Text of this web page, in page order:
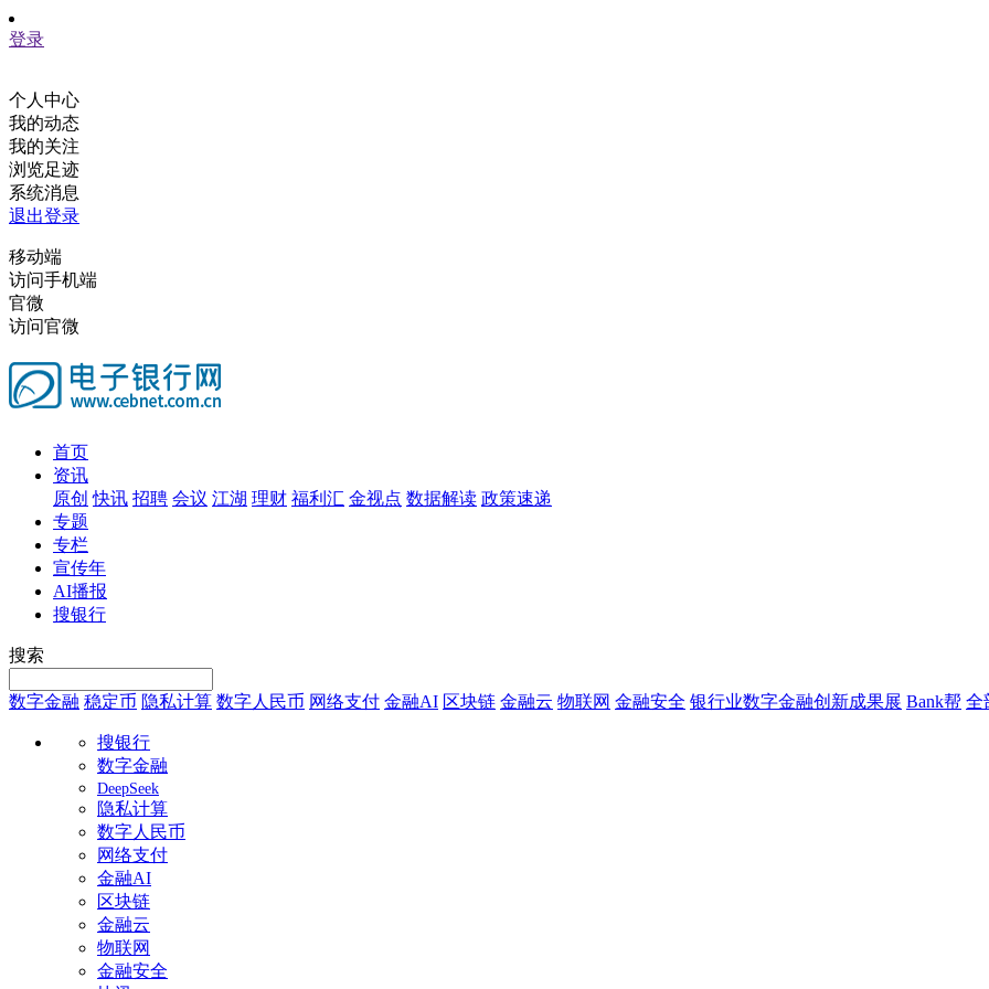
登录
个人中心
我的动态
我的关注
浏览足迹
系统消息
退出登录
移动端
访问手机端
官微
访问官微
首页
资讯
原创 快讯 招聘 会议 江湖 理财 福利汇 金视点 数据解读 政策速递
专题
专栏
宣传年
AI播报
搜银行
搜索
数字金融 稳定币 隐私计算 数字人民币 网络支付 金融AI 区块链 金融云 物联网 金融安全 银行业数字金融创新成果展 Bank帮 全
搜银行
数字金融
DeepSeek
隐私计算
数字人民币
网络支付
金融AI
区块链
金融云
物联网
金融安全